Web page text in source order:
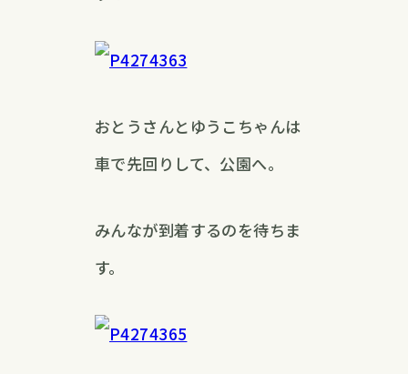
おとうさんとゆうこちゃんは
車で先回りして、公園へ。
みんなが到着するのを待ちま
す。